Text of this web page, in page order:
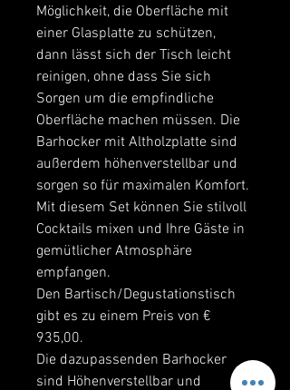
Möglichkeit, die Oberfläche mit
einer Glasplatte zu schützen,
dann lässt sich der Tisch leicht
reinigen, ohne dass Sie sich
Sorgen um die empfindliche
Oberfläche machen müssen. Die
Barhocker mit Altholzplatte sind
außerdem höhenverstellbar und
sorgen so für maximalen Komfort.
Mit diesem Set können Sie stilvoll
Cocktails mixen und Ihre Gäste in
gemütlicher Atmosphäre
empfangen.
Den Bartisch/Degustationstisch
gibt es zu einem Preis von €
935,00.
Die dazupassenden Barhocker
sind Höhenverstellbar und